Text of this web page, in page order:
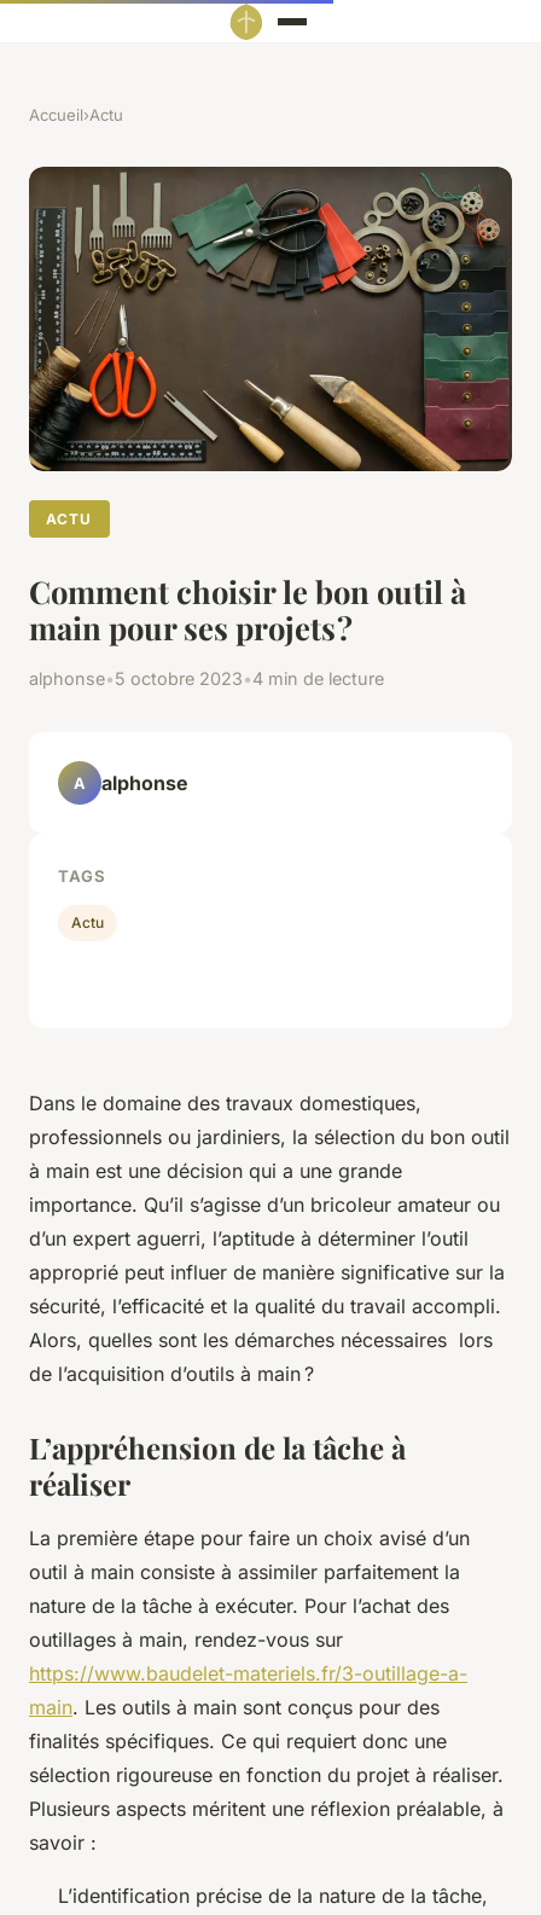
Accueil›Actu
ACTU
Comment choisir le bon outil à
main pour ses projets ?
alphonse•5 octobre 2023•4 min de lecture
Dans le domaine des travaux domestiques,
professionnels ou jardiniers, la sélection du bon outil
à main est une décision qui a une grande
importance. Qu’il s’agisse d’un bricoleur amateur ou
d’un expert aguerri, l’aptitude à déterminer l’outil
approprié peut influer de manière significative sur la
sécurité, l’efficacité et la qualité du travail accompli.
Alors, quelles sont les démarches nécessaires lors
de l’acquisition d’outils à main ?
L’appréhension de la tâche à
réaliser
La première étape pour faire un choix avisé d’un
outil à main consiste à assimiler parfaitement la
nature de la tâche à exécuter. Pour l’achat des
outillages à main, rendez-vous sur
https://www.baudelet-materiels.fr/3-outillage-a-
main. Les outils à main sont conçus pour des
finalités spécifiques. Ce qui requiert donc une
sélection rigoureuse en fonction du projet à réaliser.
Plusieurs aspects méritent une réflexion préalable, à
savoir :
L’identification précise de la nature de la tâche,
A alphonse
TAGS
Actu